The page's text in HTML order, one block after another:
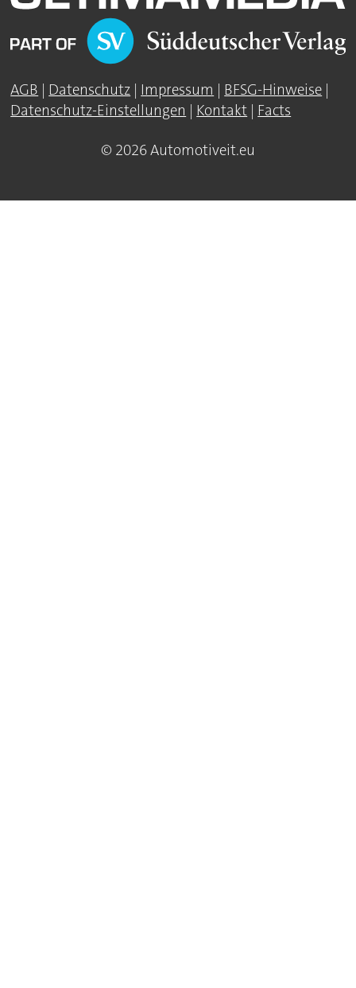
AGB | Datenschutz | Impressum | BFSG-Hinweise |
Datenschutz-Einstellungen | Kontakt | Facts
© 2026 Automotiveit.eu